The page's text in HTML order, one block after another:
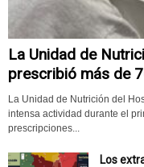
La Unidad de
prescribió más de
La Unidad de Nutrición del
intensa actividad durante el
prescripciones...
Los